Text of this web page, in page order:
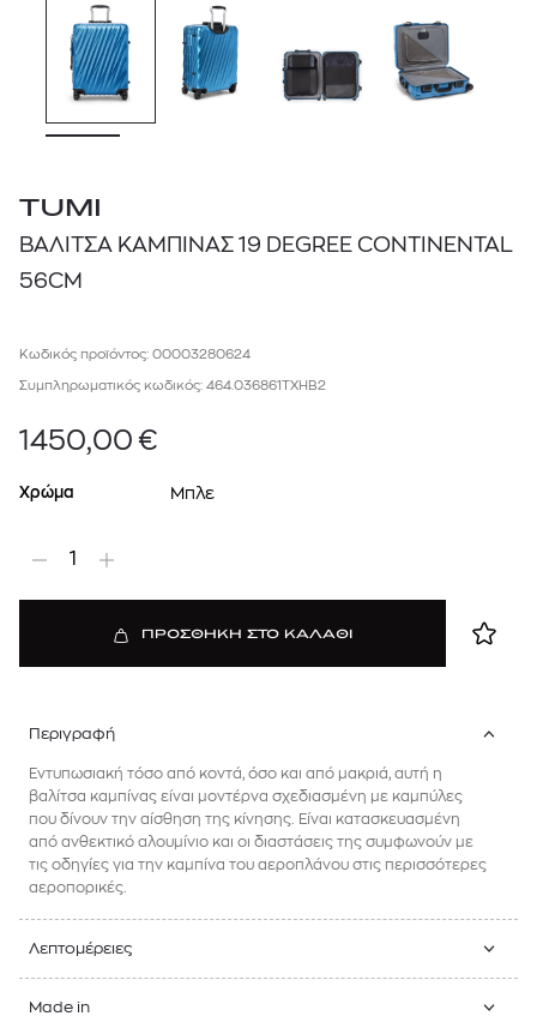
TUMI
ΒΑΛΙΤΣΑ ΚΑΜΠΙΝΑΣ 19 DEGREE CONTINENTAL
56CM
Κωδικός προϊόντος: 00003280624
Συμπληρωματικός κωδικός: 464.036861TXHB2
1450,00 €
Χρώμα Μπλε
1
ΠΡΟΣΘΗΚΗ ΣΤΟ ΚΑΛΑΘΙ
Περιγραφή
Εντυπωσιακή τόσο από κοντά, όσο και από μακριά, αυτή η
βαλίτσα καμπίνας είναι μοντέρνα σχεδιασμένη με καμπύλες
που δίνουν την αίσθηση της κίνησης. Είναι κατασκευασμένη
από ανθεκτικό αλουμίνιο και οι διαστάσεις της συμφωνούν με
τις οδηγίες για την καμπίνα του αεροπλάνου στις περισσότερες
αεροπορικές.
Λεπτομέρειες
Made in